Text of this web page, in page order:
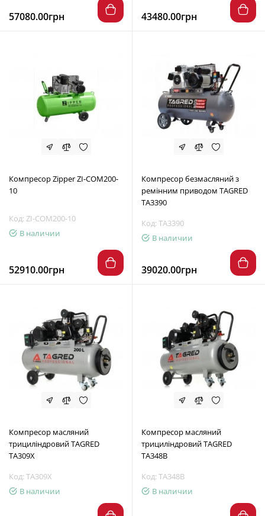
57080.00грн 43480.00грн
Компресор Zipper ZI-COM200-
10
Код: ZI-COM200-10
В наличии
52910.00грн
Компресор безмасляний з
ремінним приводом TAGRED
TA3390
Код: TA3390
В наличии
39020.00грн
Компресор масляний
трициліндровий TAGRED
TA309X
Код: TA309X
В наличии
Компресор масляний
трициліндровий TAGRED
TA348B
Код: TA348B
В наличии